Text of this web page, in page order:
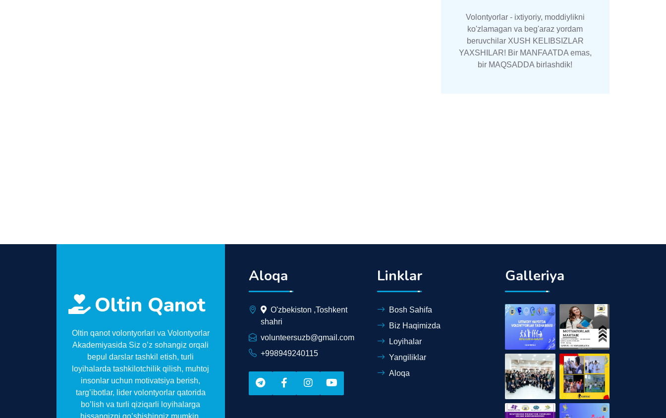
Volontyorlar - ixtiyoriy, moddiylikni
ko'zlamagan va beg'araz yordam
beruvchilar XUSH KELIBSIZLAR
YAXSHILAR! Bir MANFAATDA emas,
bir MAQSADDA birlashdik!
Oltin Qanot
Oltin qanot volontyorlari va Volontyorlar
Akademiyasida Siz o’z sohangiz orqali
bepul darslar tashkil etish, turli
loyihalarda tashkilotchilik qilish, muhtoj
insonlar uchun motivatsiya berish,
targ’ibotlar, lider volontyorlar qatorida
bo’lish va turli qiziqarli loyihalarga
Aloqa
O'zbekiston ,Toshkent
shahri
volunteersuzb@gmail.com
+998949240115
Linklar
Bosh Sahifa
Biz Haqimizda
Loyihalar
Yangiliklar
Aloqa
Galleriya